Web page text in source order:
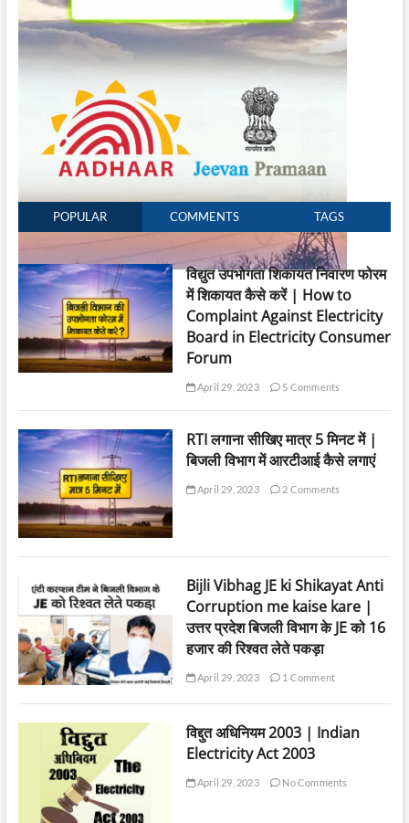
POPULAR COMMENTS TAGS
विद्युत उपभोगता शिकायत निवारण फोरम
में शिकायत कैसे करें | How to
Complaint Against Electricity
Board in Electricity Consumer
Forum
April 29, 2023 5 Comments
RTI लगाना सीखिए मात्र 5 मिनट में |
बिजली विभाग में आरटीआई कैसे लगाएं
April 29, 2023 2 Comments
Bijli Vibhag JE ki Shikayat Anti
Corruption me kaise kare |
उत्तर प्रदेश बिजली विभाग के JE को 16
हजार की रिश्वत लेते पकड़ा
April 29, 2023 1 Comment
विद्दुत अधिनियम 2003 | Indian
Electricity Act 2003
April 29, 2023 No Comments